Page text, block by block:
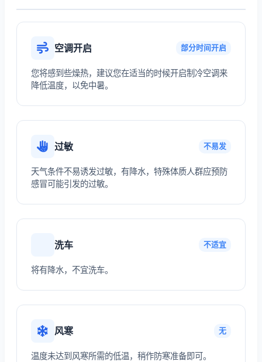
空调开启 部分时间开启
您将感到些燥热，建议您在适当的时候开启制冷空调来
降低温度，以免中暑。
过敏 不易发
天气条件不易诱发过敏，有降水，特殊体质人群应预防
感冒可能引发的过敏。
洗车 不适宜
将有降水，不宜洗车。
风寒 无
温度未达到风寒所需的低温，稍作防寒准备即可。